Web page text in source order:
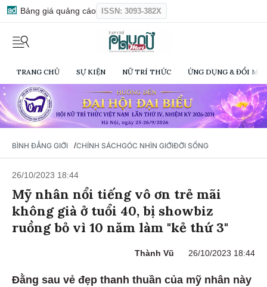
Bảng giá quảng cáo ISSN: 3093-382X
TRANG CHỦ SỰ KIỆN NỮ TRÍ THỨC ỨNG DỤNG & ĐỔI
BÌNH ĐẲNG GIỚI /CHÍNH SÁCHGÓC NHÌN GIỚIĐỜI SỐNG
26/10/2023 18:44
Mỹ nhân nổi tiếng vô ơn trẻ mãi
không già ở tuổi 40, bị showbiz
ruồng bỏ vì 10 năm làm "kẻ thứ 3"
Thành Vũ 26/10/2023 18:44
Đằng sau vẻ đẹp thanh thuần của mỹ nhân này